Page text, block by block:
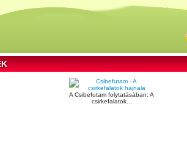
A Csibefutam folytatásában: A
csirkefalatok...